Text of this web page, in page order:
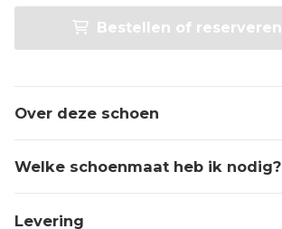
Bestellen of reserveren
Over deze schoen
Welke schoenmaat heb ik nodig?
Levering